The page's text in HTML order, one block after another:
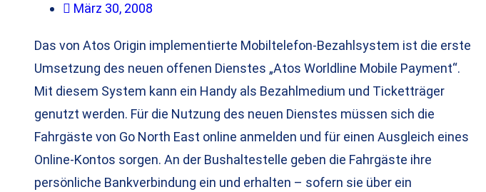
März 30, 2008
Das von Atos Origin implementierte Mobiltelefon-Bezahlsystem ist die erste
Umsetzung des neuen offenen Dienstes „Atos Worldline Mobile Payment“.
Mit diesem System kann ein Handy als Bezahlmedium und Ticketträger
genutzt werden. Für die Nutzung des neuen Dienstes müssen sich die
Fahrgäste von Go North East online anmelden und für einen Ausgleich eines
Online-Kontos sorgen. An der Bushaltestelle geben die Fahrgäste ihre
persönliche Bankverbindung ein und erhalten – sofern sie über ein